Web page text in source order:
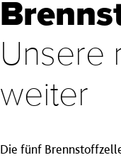
Unsere
weiter
Die fünf